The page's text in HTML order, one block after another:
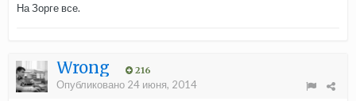
На Зорге все.
Wrong 216
Опубликовано 24 июня, 2014